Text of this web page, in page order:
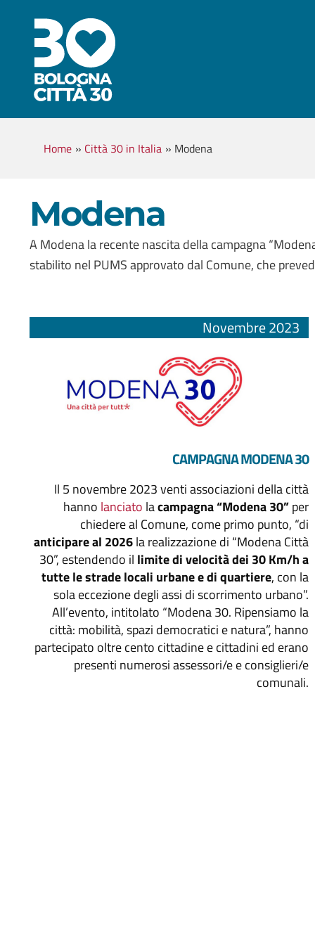
Home » Città 30 in Italia » Modena
Modena
A Modena la recente nascita della campagna
stabilito nel PUMS approvato dal Comune, che
Novembre 2023
CAMPAGNA MODENA 30
Il 5 novembre 2023 venti associazioni della città
hanno lanciato lacampagna “Modena 30”per
chiedere al Comune, come primo punto, “di
anticipare al 2026la realizzazione di “Modena Città
30”, estendendo il limite di velocità dei 30 Km/h a
tutte le strade locali urbane e di quartiere, con la
sola eccezione degli assi di scorrimento urbano”.
All’evento, intitolato “Modena 30. Ripensiamo la
città: mobilità, spazi democratici e natura”, hanno
partecipato oltre cento cittadine e cittadini ed erano
presenti numerosi assessori/e e consiglieri/e
comunali.